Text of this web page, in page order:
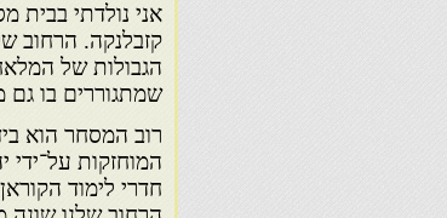
קזבלנקה. הרחוב
הגבולות של
שמתגוררים בו גם
רוב המסחר הוא
המוחזקות
חדרי לימוד